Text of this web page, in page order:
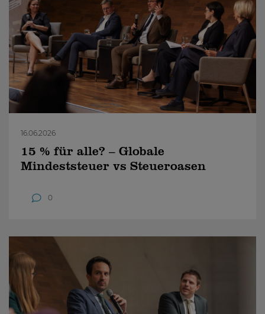
16.06.2026
15 % für alle? – Globale
Mindeststeuer vs Steueroasen
0